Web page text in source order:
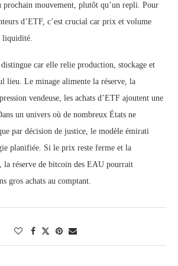
prochain mouvement, plutôt qu’un repli. Pour
d’ETF, c’est crucial car prix et volume
liquidité.
car elle relie production, stockage et
lieu. Le minage alimente la réserve, la
vendeuse, les achats d’ETF ajoutent une
un univers où de nombreux États ne
par décision de justice, le modèle émirati
planifiée. Si le prix reste ferme et la
la réserve de bitcoin des EAU pourrait
gros achats au comptant.